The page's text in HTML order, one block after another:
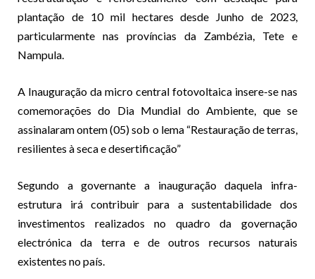
plantação de 10 mil hectares desde Junho de 2023,
particularmente nas províncias da Zambézia, Tete e
Nampula.
A Inauguração da micro central fotovoltaica insere-se nas
comemorações do Dia Mundial do Ambiente, que se
assinalaram ontem (05) sob o lema “Restauração de terras,
resilientes à seca e desertificação”
Segundo a governante a inauguração daquela infra-
estrutura irá contribuir para a sustentabilidade dos
investimentos realizados no quadro da governação
electrónica da terra e de outros recursos naturais
existentes no país.